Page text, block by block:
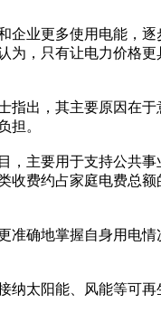
企业更多使用电能，
为，只有让电力价格
出，其主要原因在
担。
主要用于支持公共
费约占家庭电费总额
准确地掌握自身用电
纳太阳能、风能等可